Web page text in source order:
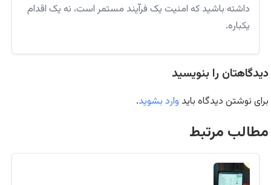
داشته باشید که امنیت یک فرآیند مستمر است، نه یک اقدام
یکباره.
دیدگاهتان را بنویسید
برای نوشتن دیدگاه باید وارد بشوید.
مطالب مرتبط